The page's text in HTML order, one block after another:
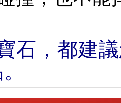
石，都建